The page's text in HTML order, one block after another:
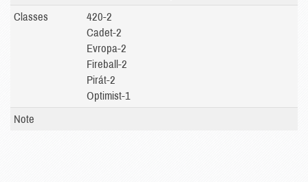
Classes
420-2
Cadet-2
Evropa-2
Fireball-2
Pirát-2
Optimist-1
Note